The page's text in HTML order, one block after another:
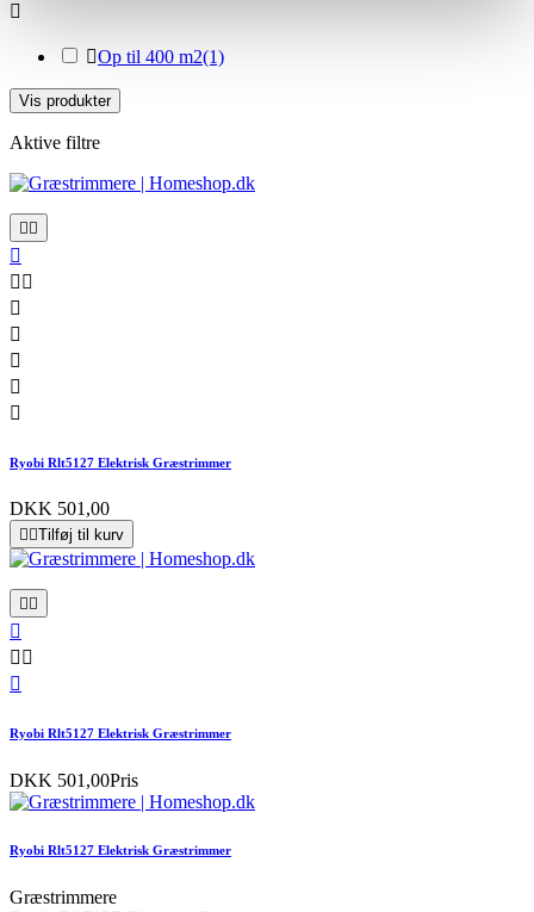

Op til 400 m2(1)
Vis produkter
Aktive filtre


 





Ryobi Rlt5127 Elektrisk Græstrimmer
DKK 501,00
 Tilføj til kurv
 

 

Ryobi Rlt5127 Elektrisk Græstrimmer
DKK 501,00Pris
Ryobi Rlt5127 Elektrisk Græstrimmer
Græstrimmere